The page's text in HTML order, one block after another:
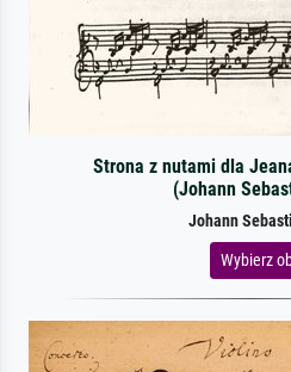
Strona z nutami dla
(Johann
Johann
Wybierz